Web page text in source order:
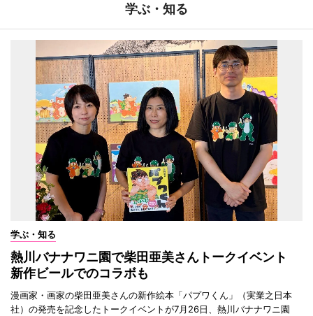
学ぶ・知る
学ぶ・知る
熱川バナナワニ園で柴田亜美さんトークイベント
新作ビールでのコラボも
漫画家・画家の柴田亜美さんの新作絵本「パプワくん」（実業之日本
社）の発売を記念したトークイベントが7月26日、熱川バナナワニ園